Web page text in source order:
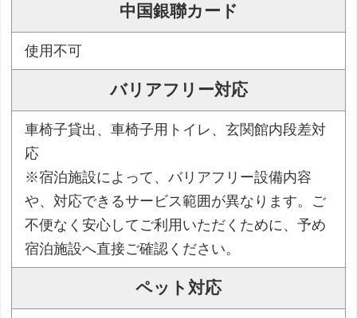
中国銀聯カード
使用不可
バリアフリー対応
車椅子貸出、車椅子用トイレ、玄関館内段差対
応
※宿泊施設によって、バリアフリー設備内容
や、対応できるサービス範囲が異なります。ご
不便なく安心してご利用いただくために、予め
宿泊施設へ直接ご確認ください。
ペット対応